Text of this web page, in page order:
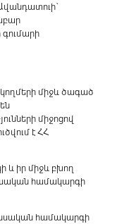
միջև ծագած
միջոցով
է ՀՀ
և իր միջև բխող
համակարգի
համակարգի